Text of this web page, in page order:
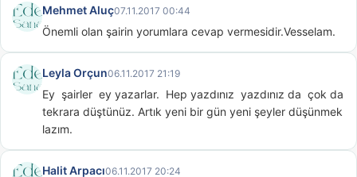
Mehmet Aluç07.11.2017 00:44
Önemli olan şairin yorumlara cevap vermesidir.Vesselam.
Leyla Orçun06.11.2017 21:19
Ey  şairler  ey yazarlar.  Hep yazdınız  yazdınız da  çok da
tekrara düştünüz. Artık yeni bir gün yeni şeyler düşünmek
lazım.
Halit Arpacı06.11.2017 20:24